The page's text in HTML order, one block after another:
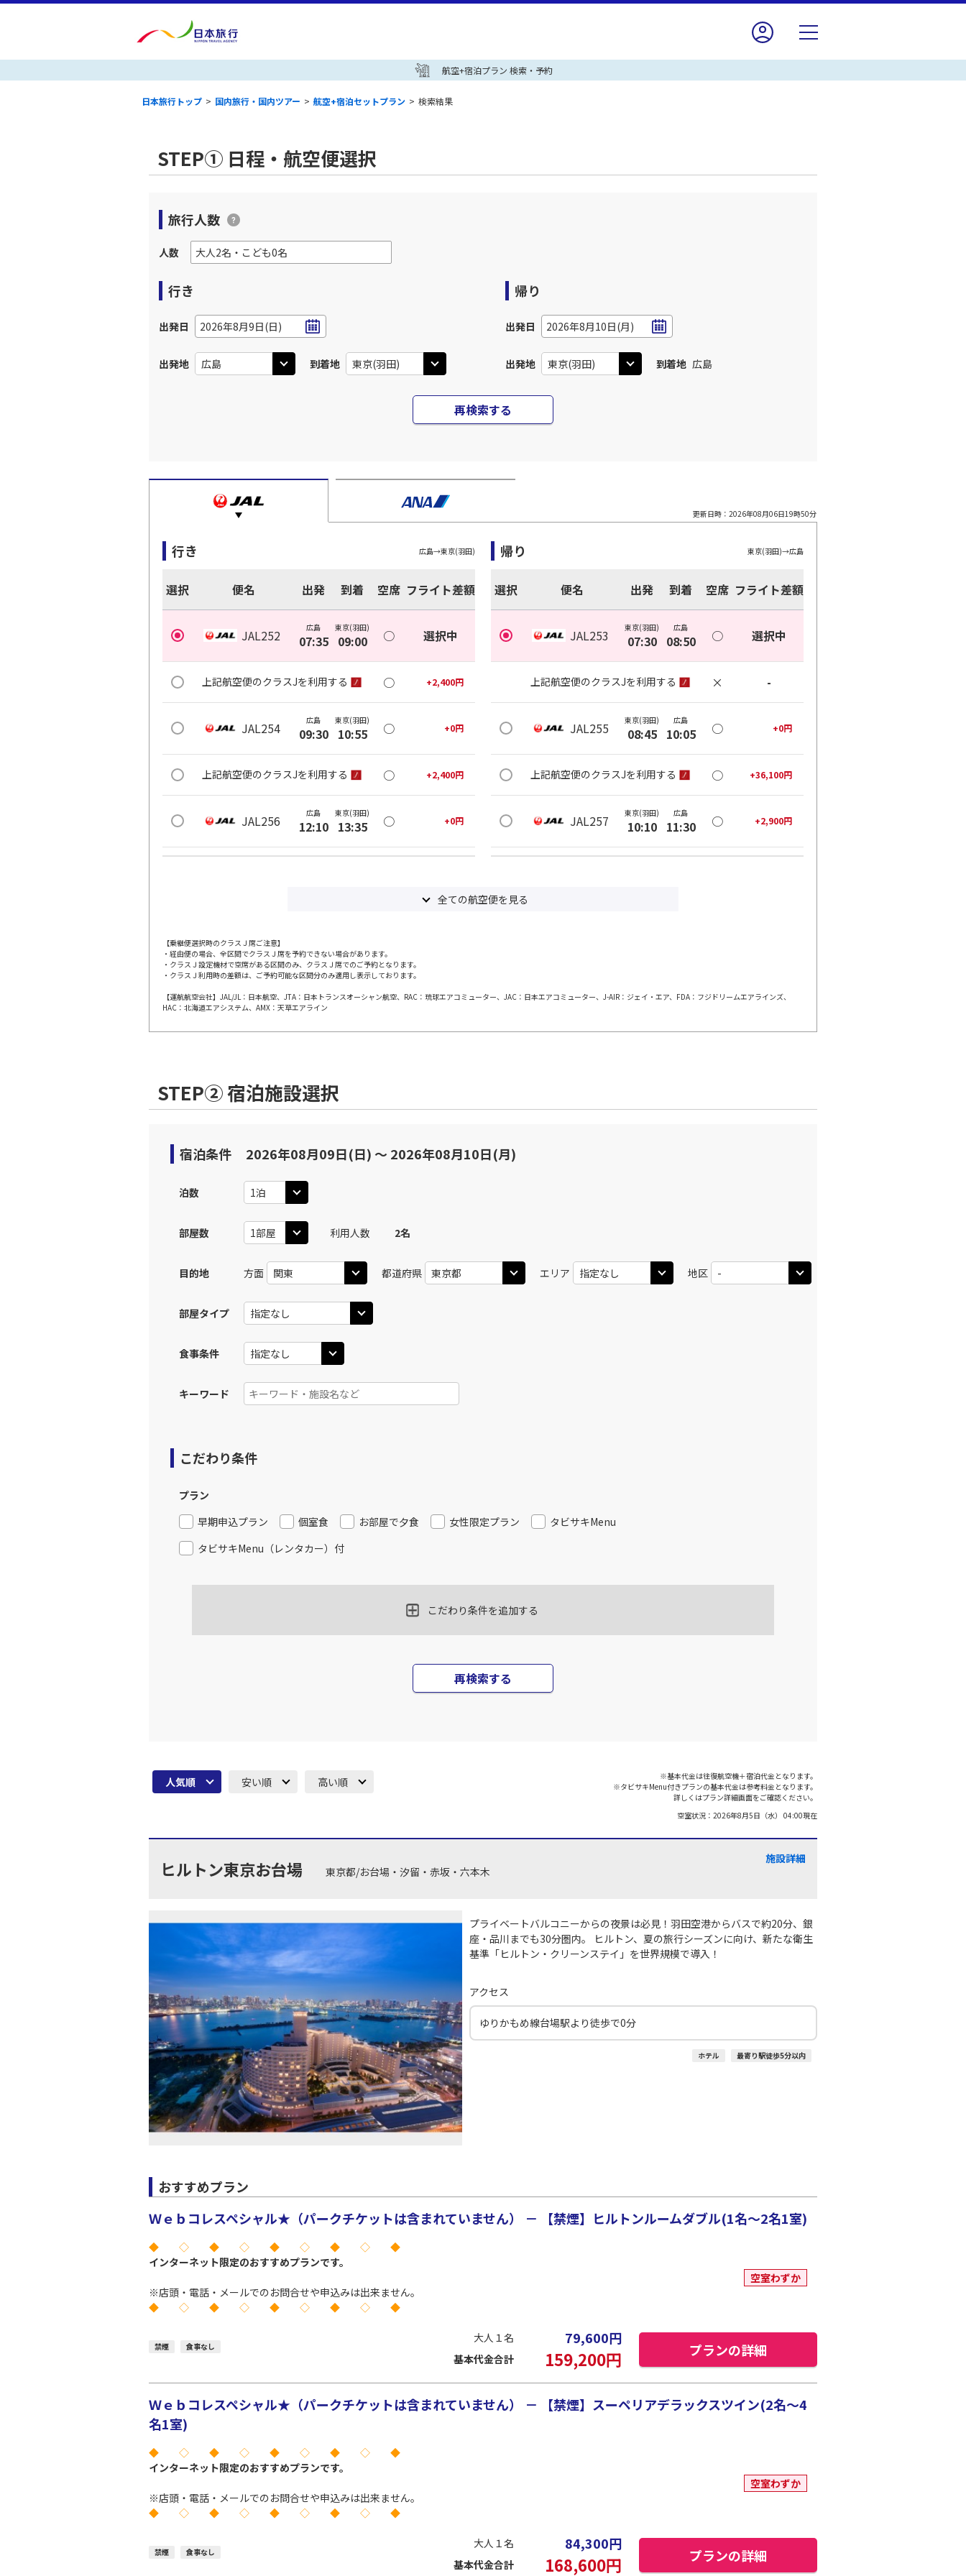
航空+宿泊プラン 検索・予約
日本旅行トップ > 国内旅行・国内ツアー > 航空+宿泊セットプラン > 検索結果
STEP① 日程・航空便選択
旅行人数
人数
行き
出発日 2026年8月9日(日)
出発地 到着地
帰り
出発日 2026年8月10日(月)
出発地 到着地 広島
再検索する
更新日時： 2026年08月06日19時50分
行き 広島→東京(羽田)
選択 便名 出発 到着 空席 フライト差額
JAL252 広島
07:35
東京(羽田)
09:00 ○ 選択中
上記航空便のクラスJを利用する ○ +2,400円
JAL254 広島
09:30
東京(羽田)
10:55 ○ +0円
上記航空便のクラスJを利用する ○ +2,400円
JAL256 広島
12:10
東京(羽田)
13:35 ○ +0円
上記航空便のクラスJを利用する ○
JAL262 広島
16:15
東京(羽田) ○
JAL264 広島
18:05
東京(羽田)
19:40
上記航空便のクラスJを利用する × -
JAL266 広島
20:30
上記航空便のクラスJを利用する
帰り 東京(羽田)→広島
選択 便名 出発 到着 空席 フライト差額
JAL253 東京(羽田)
07:30
広島
08:50 ○ 選択中
上記航空便のクラスJを利用する × -
JAL255 東京(羽田)
08:45
広島
10:05 ○ +0円
上記航空便のクラスJを利用する ○ +36,100円
JAL257 東京(羽田)
10:10
広島
11:30 ○ +2,900円
JAL263 東京(羽田) 広島
18:20 19:45
全ての航空便を見る
【乗継便選択時のクラスＪ席ご注意】
・経由便の場合、全区間でクラスＪ席を予約できない場合があります。
・クラスＪ設定機材で空席がある区間のみ、クラスＪ席でのご予約となります。
・クラスＪ利用時の差額は、ご予約可能な区間分のみ適用し表示しております。
【運航航空会社】JAL/JL：日本航空、JTA：日本トランスオーシャン航空、RAC：琉球エアコミューター、JAC：日本エアコミューター、J-AIR：ジェイ・エア、FDA：フジドリームエアラインズ、
HAC：北海道エアシステム、AMX：天草エアライン
STEP② 宿泊施設選択
宿泊条件 2026年08月09日(日) 〜 2026年08月10日(月)
泊数
部屋数 利用人数 2名
目的地 方面 都道府県 エリア 地区
部屋タイプ
食事条件
キーワード
こだわり条件
プラン
早期申込プラン
個室食 お部屋で夕食 女性限定プラン
タビサキMenu
タビサキMenu（レンタカー）付
こだわり条件を追加する
再検索する
人気順 安い順 高い順
※基本代金は往復航空機＋宿泊代金となります。
※タビサキMenu付きプランの基本代金は参考料金となります。
詳しくはプラン詳細画面をご確認ください。
空室状況： 2026年8月5日（水） 04:00現在
ヒルトン東京お台場 東京都/お台場・汐留・赤坂・六本木
施設詳細
プライベートバルコニーからの夜景は必見！羽田空港からバスで約20分、銀
座・品川までも30分圏内。 ヒルトン、夏の旅行シーズンに向け、新たな衛生
基準「ヒルトン・クリーンステイ」を世界規模で導入！
アクセス
ゆりかもめ線台場駅より徒歩で0分
ホテル 最寄り駅徒歩5分以内
おすすめプラン
Ｗｅｂコレスペシャル★（パークチケットは含まれていません） － 【禁煙】ヒルトンルームダブル(1名～2名1室)
◆ ◇ ◆ ◇ ◆ ◇ ◆ ◇ ◆
インターネット限定のおすすめプランです。
※店頭・電話・メールでのお問合せや申込みは出来ません。
◆ ◇ ◆ ◇ ◆ ◇ ◆ ◇ ◆
空室わずか
禁煙 食事なし
大人１名 79,600円
基本代金合計 159,200円 プランの詳細
Ｗｅｂコレスペシャル★（パークチケットは含まれていません） － 【禁煙】スーペリアデラックスツイン(2名～4
名1室)
◆ ◇ ◆ ◇ ◆ ◇ ◆ ◇ ◆
インターネット限定のおすすめプランです。
※店頭・電話・メールでのお問合せや申込みは出来ません。
◆ ◇ ◆ ◇ ◆ ◇ ◆ ◇ ◆
空室わずか
禁煙 食事なし
大人１名 84,300円
基本代金合計 168,600円 プランの詳細